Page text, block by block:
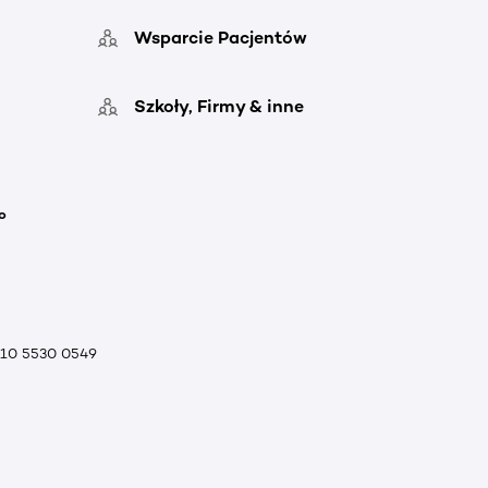
Wsparcie Pacjentów
Szkoły, Firmy & inne
5530 0549